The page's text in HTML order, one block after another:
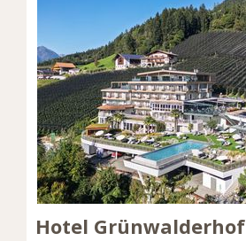
Hotel Grünwalderhof